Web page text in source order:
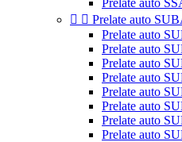
Prelate auto
  Prelate auto
Prelate auto
Prelate auto
Prelate auto
Prelate auto
Prelate auto
Prelate auto
Prelate auto
Prelate auto